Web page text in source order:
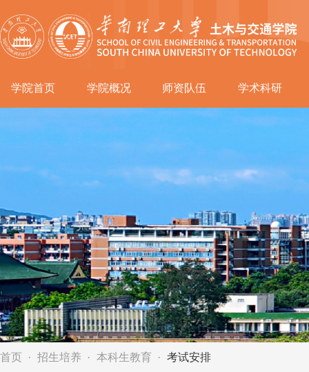
学院首页 学院概况 师资队伍 学术科研
首页 招生培养 本科生教育 考试安排